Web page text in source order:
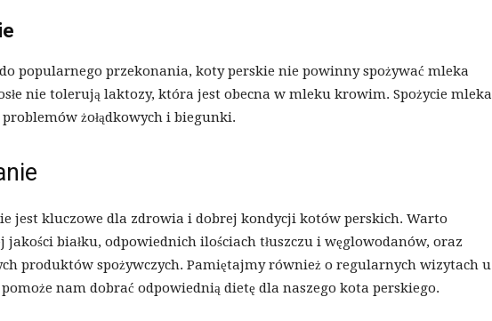
popularnego przekonania, koty perskie nie powinny spożywać mleka
nie tolerują laktozy, która jest obecna w mleku krowim. Spożycie mleka
żołądkowych i biegunki.
jest kluczowe dla zdrowia i dobrej kondycji kotów perskich. Warto
jakości białku, odpowiednich ilościach tłuszczu i węglowodanów, oraz
produktów spożywczych. Pamiętajmy również o regularnych wizytach u
nam dobrać odpowiednią dietę dla naszego kota perskiego.